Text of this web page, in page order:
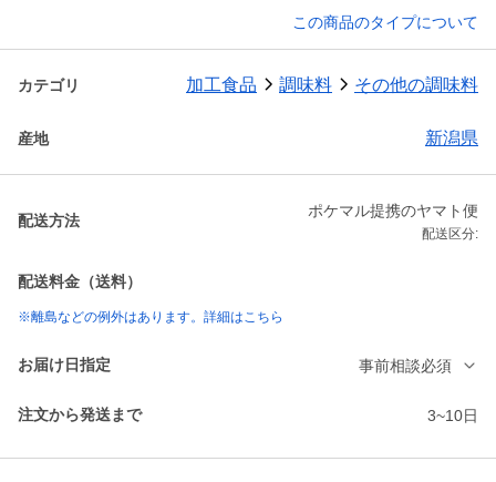
この商品のタイプについて
カテゴリ 加工食品 調味料 その他の調味料
産地 新潟県
配送方法
ポケマル提携のヤマト便
配送区分:
配送料金（送料）
※離島などの例外はあります。詳細はこちら
お届け日指定 事前相談必須
注文から発送まで 3~10日